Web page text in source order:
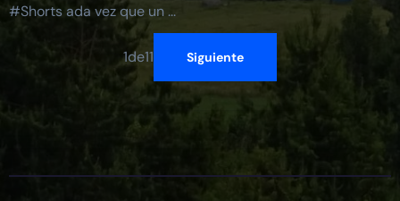
#Shorts ada vez que un ...
1de11 Siguiente